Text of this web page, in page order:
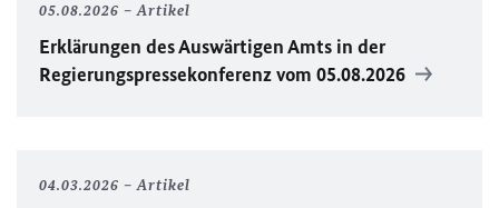
05.08.2026 Artikel
Erklärungen des Auswärtigen Amts in der
Regierungspressekonferenz vom 05.08.2026
04.03.2026 Artikel